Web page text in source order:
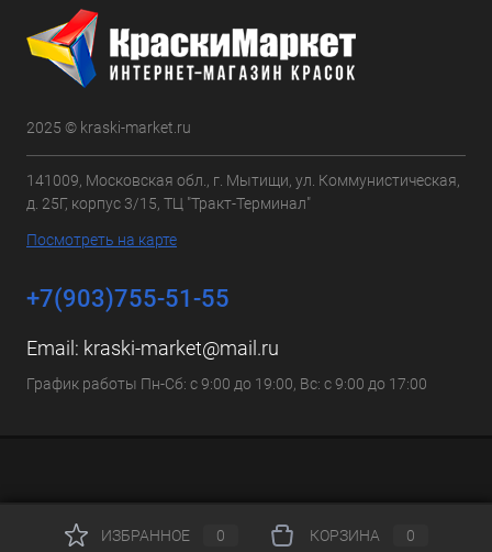
2025 © kraski-market.ru
141009, Московская обл., г. Мытищи, ул. Коммунистическая,
д. 25Г, корпус 3/15, ТЦ "Тракт-Терминал"
Посмотреть на карте
+7(903)755-51-55
Email: kraski-market@mail.ru
График работы Пн-Сб: с 9:00 до 19:00, Вс: с 9:00 до 17:00
ИЗБРАННОЕ 0 КОРЗИНА 0